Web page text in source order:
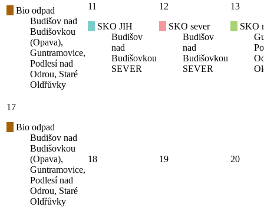
Bio odpad
Budišov nad
Budišovkou
(Opava),
Guntramovice,
Podlesí nad
Odrou, Staré
Oldřůvky
11
SKO JIH
Budišov
nad
Budišovkou
SEVER
12
SKO sever
Budišov
nad
Budišovkou
SEVER
13
SKO
17
Bio odpad
Budišov nad
Budišovkou
(Opava),
Guntramovice,
Podlesí nad
Odrou, Staré
Oldřůvky
18 19 20